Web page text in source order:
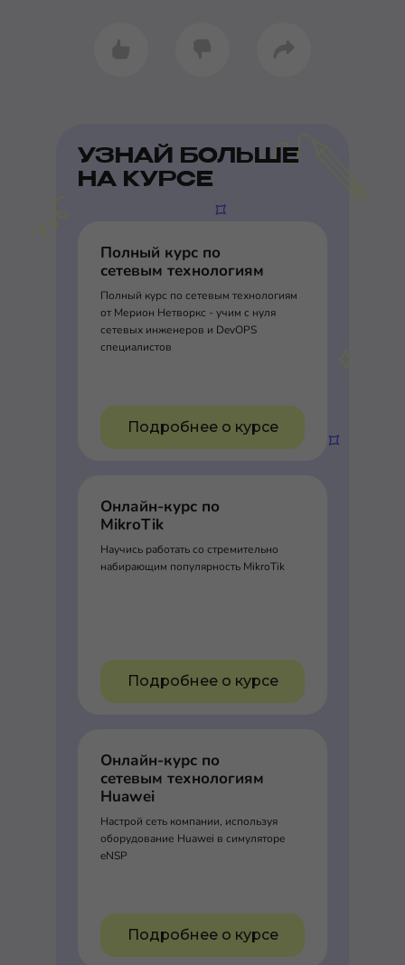
УЗНАЙ БОЛЬШЕ
НА КУРСЕ
Полный курс по
сетевым технологиям
Полный курс по сетевым технологиям
от Мерион Нетворкс - учим с нуля
сетевых инженеров и DevOPS
специалистов
Подробнее о курсе
Онлайн-курс по
MikroTik
Научись работать со стремительно
набирающим популярность MikroTik
Подробнее о курсе
Онлайн-курс по
сетевым технологиям
Huawei
Настрой сеть компании, используя
оборудование Huawei в симуляторе
eNSP
Подробнее о курсе